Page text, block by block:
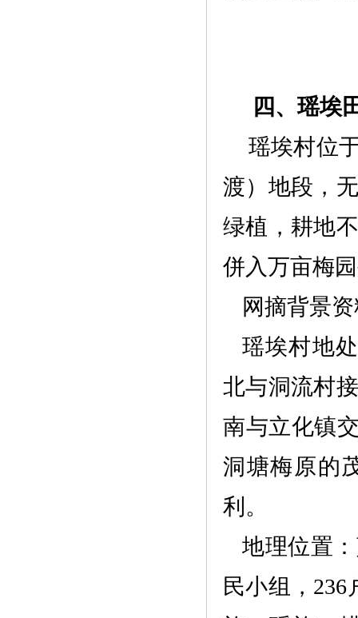
四、瑶埃
瑶埃村位
渡）地段，
绿植，耕地
併入万亩梅
网摘背景
瑶埃村地
北与洞流村
南与立化镇
洞塘梅原的
利。
地理位置
民小组，